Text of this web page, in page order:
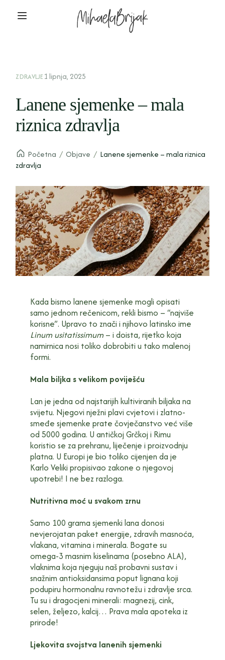
ZDRAVLJE 1 lipnja, 2025
Lanene sjemenke – mala
riznica zdravlja
Početna / Objave / Lanene sjemenke – mala riznica
zdravlja
Kada bismo lanene sjemenke mogli opisati
samo jednom rečenicom, rekli bismo – “najviše
korisne”. Upravo to znači i njihovo latinsko ime
Linum usitatissimum– i doista, rijetko koja
namirnica nosi toliko dobrobiti u tako malenoj
formi.
Mala biljka s velikom poviješću
Lan je jedna od najstarijih kultiviranih biljaka na
svijetu. Njegovi nježni plavi cvjetovi i zlatno-
smeđe sjemenke prate čovječanstvo već više
od 5000 godina. U antičkoj Grčkoj i Rimu
koristio se za prehranu, liječenje i proizvodnju
platna. U Europi je bio toliko cijenjen da je
Karlo Veliki propisivao zakone o njegovoj
upotrebi! I ne bez razloga.
Nutritivna moć u svakom zrnu
Samo 100 grama sjemenki lana donosi
nevjerojatan paket energije, zdravih masnoća,
vlakana, vitamina i minerala. Bogate su
omega-3 masnim kiselinama (posebno ALA),
vlaknima koja njeguju naš probavni sustav i
snažnim antioksidansima poput lignana koji
podupiru hormonalnu ravnotežu i zdravlje srca.
Tu su i dragocjeni minerali: magnezij, cink,
selen, željezo, kalcij… Prava mala apoteka iz
prirode!
Ljekovita svojstva lanenih sjemenki